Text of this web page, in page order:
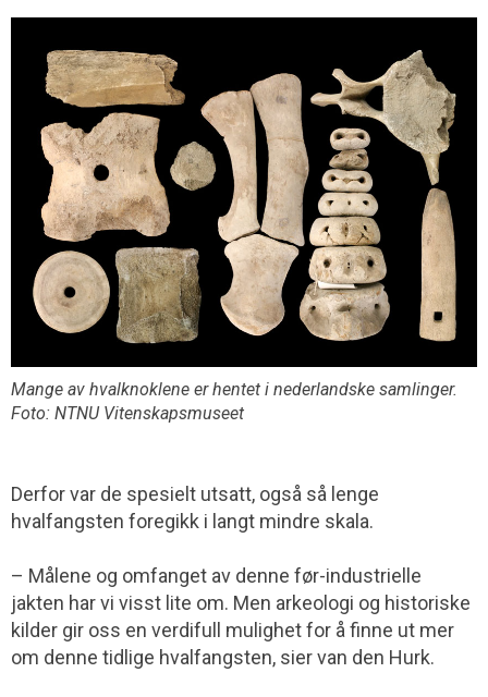
Mange av hvalknoklene er hentet i nederlandske samlinger.
Foto: NTNU Vitenskapsmuseet
Derfor var de spesielt utsatt, også så lenge
hvalfangsten foregikk i langt mindre skala.
– Målene og omfanget av denne før-industrielle
jakten har vi visst lite om. Men arkeologi og historiske
kilder gir oss en verdifull mulighet for å finne ut mer
om denne tidlige hvalfangsten, sier van den Hurk.